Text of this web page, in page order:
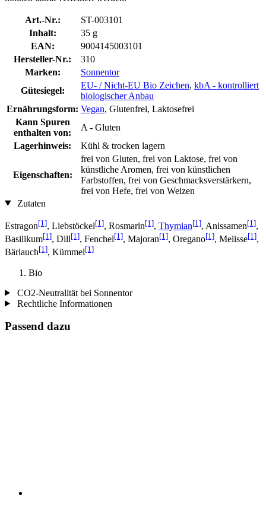
Art.-Nr.:
ST-003101
Inhalt:
35 g
EAN:
9004145003101
Hersteller-Nr.:
310
Marken:
Sonnentor
Gütesiegel:
EU- / Nicht-EU Bio Zeichen, kbA - kontrolliert
biologischer Anbau
Ernährungsform: Vegan, Glutenfrei, Laktosefrei
Kann Spuren
enthalten von:
A - Gluten
Lagerhinweis:
Kühl & trocken lagern
Eigenschaften:
frei von Gluten, frei von Laktose, frei von
künstliche Aromen, frei von künstlichen
Farbstoffen, frei von Geschmacksverstärkern,
frei von Hefe, frei von Weizen
Zutaten
Estragon[1], Liebstöckel[1], Rosmarin[1], Thymian[1], Anissamen[1],
Basilikum[1], Dill[1], Fenchel[1], Majoran[1], Oregano[1], Melisse[1],
Bärlauch[1], Kümmel[1]
Bio
CO2-Neutralität bei Sonnentor
Rechtliche Informationen
Passend dazu